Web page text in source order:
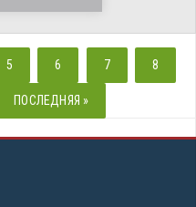
5 6 7 8
ПОСЛЕДНЯЯ »